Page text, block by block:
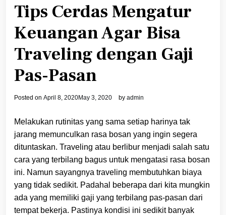
Tips Cerdas Mengatur
Keuangan Agar Bisa
Traveling dengan Gaji
Pas-Pasan
Posted on April 8, 2020May 3, 2020 by admin
Melakukan rutinitas yang sama setiap harinya tak
jarang memunculkan rasa bosan yang ingin segera
dituntaskan. Traveling atau berlibur menjadi salah satu
cara yang terbilang bagus untuk mengatasi rasa bosan
ini. Namun sayangnya traveling membutuhkan biaya
yang tidak sedikit. Padahal beberapa dari kita mungkin
ada yang memiliki gaji yang terbilang pas-pasan dari
tempat bekerja. Pastinya kondisi ini sedikit banyak